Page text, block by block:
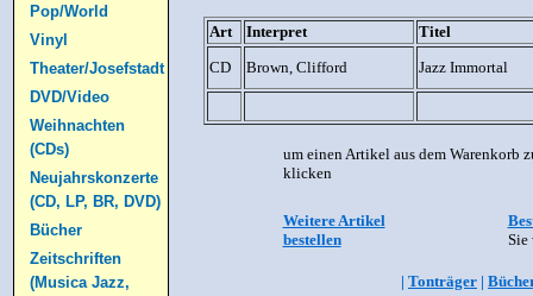
Pop/World
Vinyl
Theater/Josefstadt
DVD/Video
Weihnachten
(CDs)
Neujahrskonzerte
(CD, LP, BR, DVD)
Bücher
Zeitschriften
(Musica Jazz,
Art Interpret
Titel
CD
Brown, Clifford Jazz Immortal
um einen Artikel aus dem Warenkorb
klicken
Weitere Artikel
bestellen
Sie
| Tonträger |